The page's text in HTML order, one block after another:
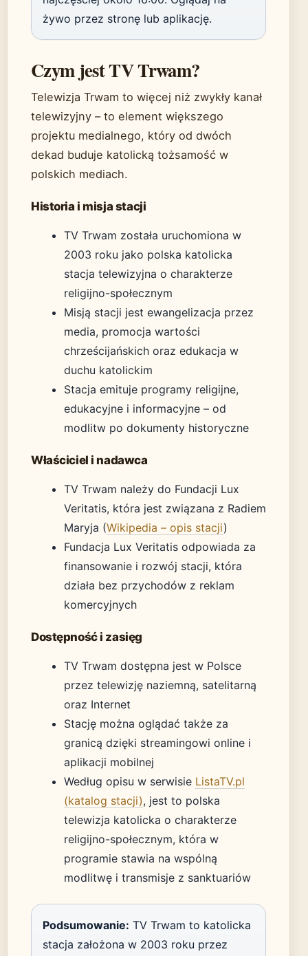
żywo przez stronę lub aplikację.
Czym jest TV Trwam?
Telewizja Trwam to więcej niż zwykły kanał
telewizyjny – to element większego
projektu medialnego, który od dwóch
dekad buduje katolicką tożsamość w
polskich mediach.
Historia i misja stacji
TV Trwam została uruchomiona w
2003 roku jako polska katolicka
stacja telewizyjna o charakterze
religijno-społecznym
Misją stacji jest ewangelizacja przez
media, promocja wartości
chrześcijańskich oraz edukacja w
duchu katolickim
Stacja emituje programy religijne,
edukacyjne i informacyjne – od
modlitw po dokumenty historyczne
Właściciel i nadawca
TV Trwam należy do Fundacji Lux
Veritatis, która jest związana z Radiem
Maryja (Wikipedia – opis stacji)
Fundacja Lux Veritatis odpowiada za
finansowanie i rozwój stacji, która
działa bez przychodów z reklam
komercyjnych
Dostępność i zasięg
TV Trwam dostępna jest w Polsce
przez telewizję naziemną, satelitarną
oraz Internet
Stację można oglądać także za
granicą dzięki streamingowi online i
aplikacji mobilnej
Według opisu w serwisie ListaTV.pl
(katalog stacji), jest to polska
telewizja katolicka o charakterze
religijno-społecznym, która w
programie stawia na wspólną
modlitwę i transmisje z sanktuariów
Podsumowanie: TV Trwam to katolicka
stacja założona w 2003 roku przez